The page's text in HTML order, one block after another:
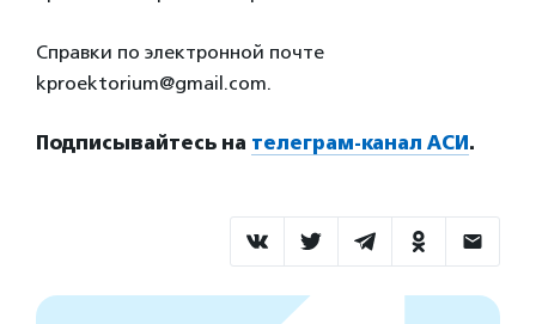
Справки по электронной почте
kproektorium@gmail.com.
Подписывайтесь на телеграм-канал АСИ.